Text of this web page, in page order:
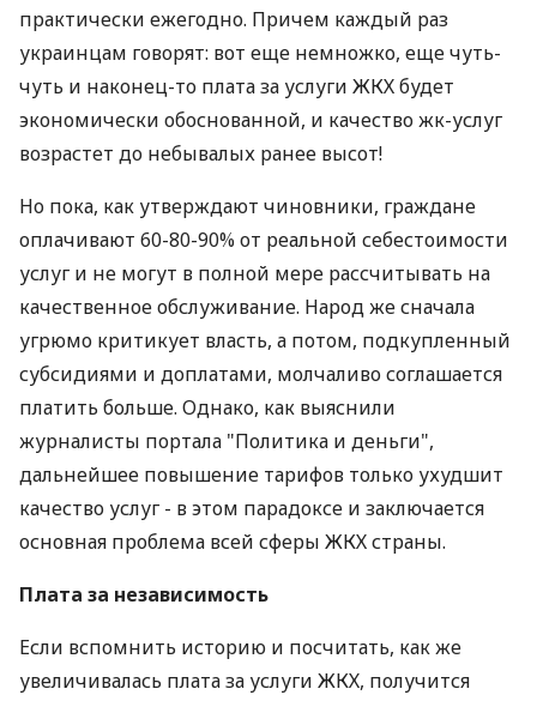
практически ежегодно. Причем каждый раз
украинцам говорят: вот еще немножко, еще чуть-
чуть и наконец-то плата за услуги ЖКХ будет
экономически обоснованной, и качество жк-услуг
возрастет до небывалых ранее высот!
Но пока, как утверждают чиновники, граждане
оплачивают 60-80-90% от реальной себестоимости
услуг и не могут в полной мере рассчитывать на
качественное обслуживание. Народ же сначала
угрюмо критикует власть, а потом, подкупленный
субсидиями и доплатами, молчаливо соглашается
платить больше. Однако, как выяснили
журналисты портала "Политика и деньги",
дальнейшее повышение тарифов только ухудшит
качество услуг - в этом парадоксе и заключается
основная проблема всей сферы ЖКХ страны.
Плата за независимость
Если вспомнить историю и посчитать, как же
увеличивалась плата за услуги ЖКХ, получится